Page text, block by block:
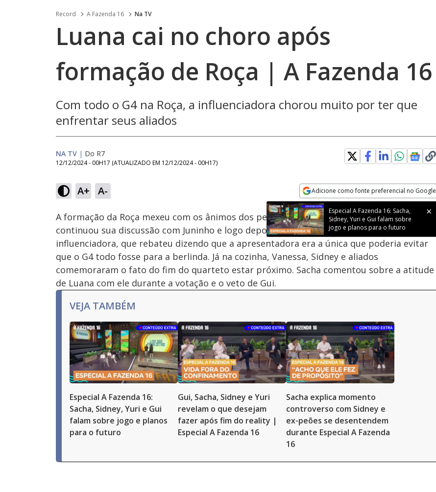
Record A Fazenda 16 Na TV
Luana cai no choro após
formação de Roça | A Fazenda 16
Com todo o G4 na Roça, a influenciadora chorou muito por ter que
enfrentar seus aliados
NA TV | Do R7
12/12/2024 - 00H17 (ATUALIZADO EM 12/12/2024 - 00H17)
A+ A- Adicione como fonte preferencial no Google
Opens in new window
Especial A Fazenda 16: Sacha,
Sidney, Yuri e Gui falam sobre
jogo e planos para o futuro
Ativar
Som
21.93%
Velocidade
A formação da Roça mexeu com os ânimos dos peões, principalmente com Luana. A peoa
continuou sua discussão com Juninho e logo depois caiu no choro. Flor tentou consolar a
influenciadora, que rebateu dizendo que a apresentadora era a única que poderia evitar
que o G4 todo fosse para a berlinda. Já na cozinha, Vanessa, Sidney e aliados
comemoraram o fato do fim do quarteto estar próximo. Sacha comentou sobre a atitude
de Luana com ele durante a votação e o veto de Gui.
VEJA TAMBÉM
Especial A Fazenda 16:
Sacha, Sidney, Yuri e Gui
falam sobre jogo e planos
para o futuro
Gui, Sacha, Sidney e Yuri
revelam o que desejam
fazer após fim do reality |
Especial A Fazenda 16
Sacha explica momento
controverso com Sidney e
ex-peões se desentendem
durante Especial A Fazenda
16